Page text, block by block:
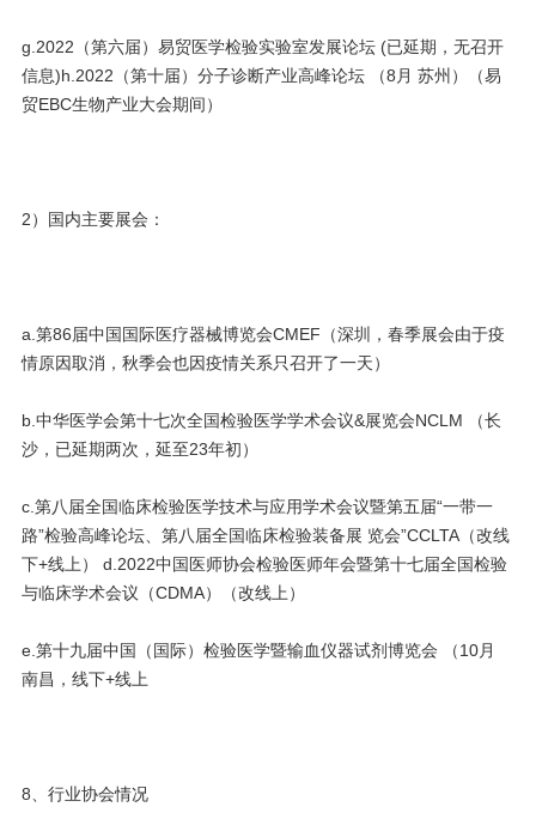
g.2022（第六届）易贸医学检验实验室发展论坛 (已延期，无召开
信息)h.2022（第十届）分子诊断产业高峰论坛 （8月 苏州）（易
贸EBC生物产业大会期间）
2）国内主要展会：
a.第86届中国国际医疗器械博览会CMEF（深圳，春季展会由于疫
情原因取消，秋季会也因疫情关系只召开了一天）
b.中华医学会第十七次全国检验医学学术会议&展览会NCLM （长
沙，已延期两次，延至23年初）
c.第八届全国临床检验医学技术与应用学术会议暨第五届“一带一
路”检验高峰论坛、第八届全国临床检验装备展 览会”CCLTA（改线
下+线上） d.2022中国医师协会检验医师年会暨第十七届全国检验
与临床学术会议（CDMA）（改线上）
e.第十九届中国（国际）检验医学暨输血仪器试剂博览会 （10月
南昌，线下+线上
8、行业协会情况